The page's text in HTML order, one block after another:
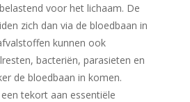
voor het lichaam. De
zich dan via de bloedbaan in
kunnen ook
bacteriën, parasieten en
de bloedbaan in komen.
tekort aan essentiële